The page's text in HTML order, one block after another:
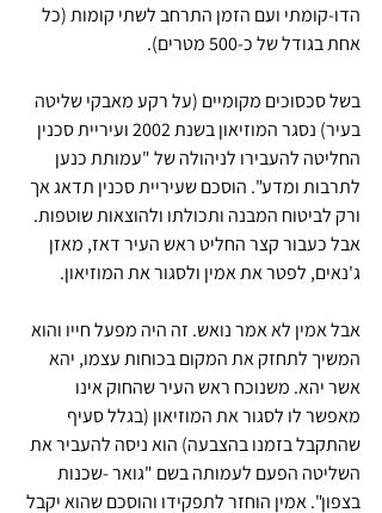
הדו-קומתי ועם הזמן התרחב לשתי קומות (כל
אחת בגודל של כ-500 מטרים).
בשל סכסוכים מקומיים (על רקע מאבקי שליטה
בעיר) נסגר המוזיאון בשנת 2002 ועיריית סכנין
החליטה להעבירו לניהולה של "עמותת כנען
לתרבות ומדע". הוסכם שעיריית סכנין תדאג אך
ורק לביטוח המבנה ותכולתו ולהוצאות שוטפות.
אבל כעבור קצר החליט ראש העיר דאז, מאזן
ג'נאים, לפטר את אמין ולסגור את המוזיאון.
אבל אמין לא אמר נואש. זה היה מפעל חייו והוא
המשיך לתחזק את המקום בכוחות עצמו, יהא
אשר יהא. משנוכח ראש העיר שהחוק אינו
מאפשר לו לסגור את המוזיאון (בגלל סעיף
שהתקבל בזמנו בהצבעה) הוא ניסה להעביר את
השליטה הפעם לעמותה בשם "גואר -שכנות
בצפון". אמין הוחזר לתפקידו והוסכם שהוא יקבל